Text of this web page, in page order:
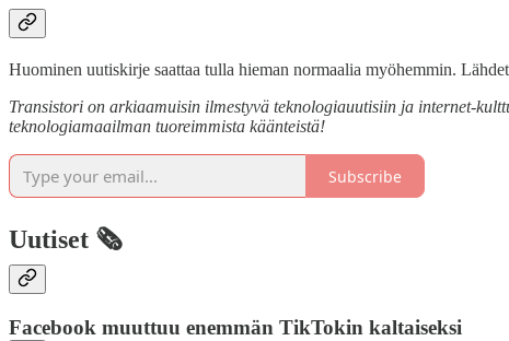
Huominen uutiskirje saattaa tulla hieman normaalia myöhemmin.
Transistori on arkiaamuisin ilmestyvä teknologiauutisiin ja internet-
teknologiamaailman tuoreimmista käänteistä!
Subscribe
Uutiset 🗞️
Facebook muuttuu enemmän TikTokin kaltaiseksi